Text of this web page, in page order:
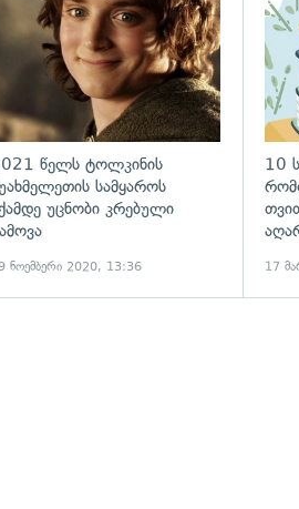
წელს ტოლკინის
სამყაროს
უცნობი კრებული
ნოემბერი 2020, 13:36
10
17